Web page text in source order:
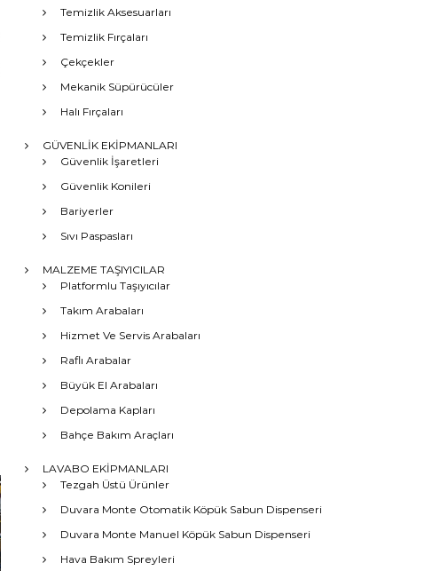
Temizlik Aksesuarları
Temizlik Fırçaları
Çekçekler
Mekanik Süpürücüler
Halı Fırçaları
GÜVENLİK EKİPMANLARI
Güvenlik İşaretleri
Güvenlik Konileri
Bariyerler
Sıvı Paspasları
MALZEME TAŞIYICILAR
Platformlu Taşıyıcılar
Takım Arabaları
Hizmet Ve Servis Arabaları
Raflı Arabalar
Büyük El Arabaları
Depolama Kapları
Bahçe Bakım Araçları
LAVABO EKİPMANLARI
Tezgah Üstü Ürünler
Duvara Monte Otomatik Köpük Sabun Dispenseri
Duvara Monte Manuel Köpük Sabun Dispenseri
Hava Bakım Spreyleri